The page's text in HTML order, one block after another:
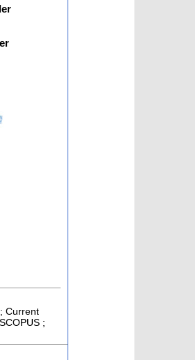
Current
;